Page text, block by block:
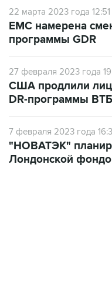
22 марта 2023 года 12:51
ЕМС намерена
программы GDR
27 февраля 2023 года
США продлили
DR-программы
7 февраля 2023 года
"НОВАТЭК"
Лондонской